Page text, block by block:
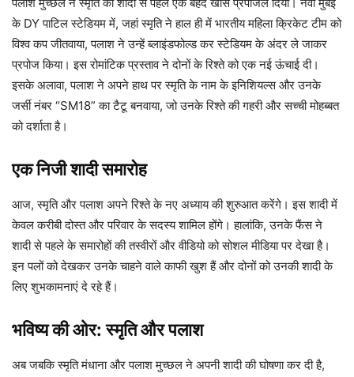
के DY पाटिल स्टेडियम में, जहां स्मृति ने हाल ही में भारतीय महिला क्रिकेट टीम को
विश्व कप जीतवाया, पलाश ने उन्हें ब्लाइंडफोल्ड कर स्टेडियम के अंदर ले जाकर
प्रपोज किया। इस रोमांटिक प्रस्ताव ने दोनों के रिश्ते को एक नई ऊंचाई दी।
इसके अलावा, पलाश ने अपने हाथ पर स्मृति के नाम के इनिशियल्स और उनके
जर्सी नंबर “SM18” का टैटू बनवाया, जो उनके रिश्ते की गहरी और सच्ची मोहब्बत
को दर्शाता है।
एक निजी शादी समारोह
आज, स्मृति और पलाश अपने रिश्ते के नए अध्याय की शुरुआत करेंगे। इस शादी में
केवल करीबी दोस्त और परिवार के सदस्य शामिल होंगे। हालांकि, उनके फैंस ने
शादी से पहले के समारोहों की तस्वीरों और वीडियो को सोशल मीडिया पर देखा है।
इन पलों को देखकर उनके चाहने वाले काफी खुश हैं और दोनों को उनकी शादी के
लिए शुभकामनाएं दे रहे हैं।
भविष्य की ओर: स्मृति और पलाश
अब जबकि स्मृति मंधाना और पलाश मुच्छल ने अपनी शादी की घोषणा कर दी है,